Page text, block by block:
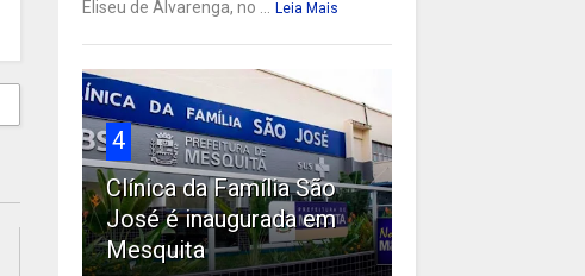
Eliseu de Alvarenga, no ... Leia Mais
4
Clínica da Família São
José é inaugurada em
Mesquita